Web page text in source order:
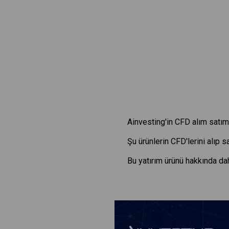
Ainvesting'in CFD alım
Şu ürünlerin CFD'lerini alıp
Bu yatırım ürünü hakkında